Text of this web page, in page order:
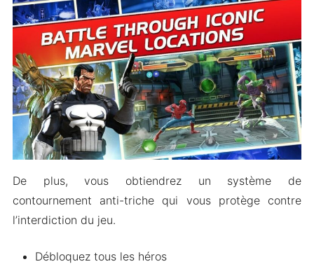
Contest of Champions Mod
Les Gens Demandent Aussi (FAQs)
Envelopper
De plus, vous obtiendrez un système de
contournement anti-triche qui vous protège contre
l’interdiction du jeu.
Débloquez tous les héros